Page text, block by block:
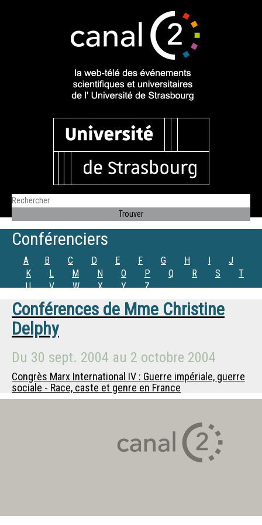
Conférenciers
A B C D E F G H I
J
K
L M N O P Q R S
T
U
V W X Y Z
Conférences de Mme Christine
Delphy
Du 30 sept. 2004 au 2 octobre 2004
Congrès Marx International IV : Guerre impériale, guerre
sociale - Race, caste et genre en France